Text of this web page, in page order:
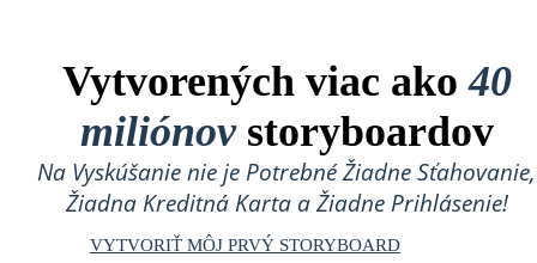
Vytvorených viac ako40
miliónovstoryboardov
Na Vyskúšanie nie je Potrebné Žiadne Sťahovanie,
Žiadna Kreditná Karta a Žiadne Prihlásenie!
VYTVORIŤ MÔJ PRVÝ STORYBOARD